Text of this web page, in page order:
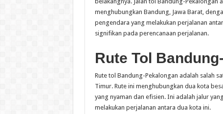
menghubungkan Bandung, Jawa Barat,
pengendara yang melakukan perjalanan
signifikan pada perencanaan perjalanan.
Rute Tol
Rute tol Bandung-Pekalongan adalah salah
Timur. Rute ini menghubungkan dua kota
yang nyaman dan efisien. Ini adalah jalur
melakukan perjalanan antara dua kota ini.